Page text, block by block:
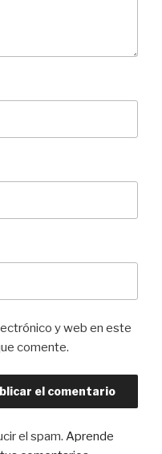
y web en este
comente.
el spam. Aprende